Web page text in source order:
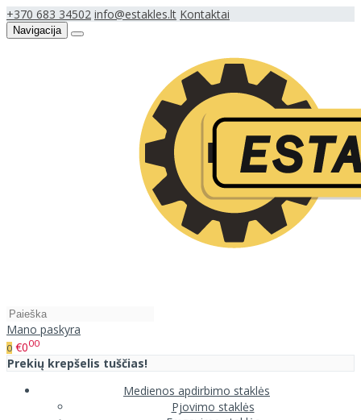
+370 683 34502 info@estakles.lt Kontaktai
Navigacija
Mano paskyra
0 €000
Prekių krepšelis tuščias!
Medienos apdirbimo staklės
Pjovimo staklės